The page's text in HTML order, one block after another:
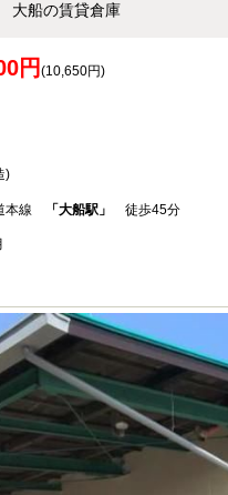
船の賃貸倉庫
円 (10,650円)
)
本線 「大船駅」 徒歩45分